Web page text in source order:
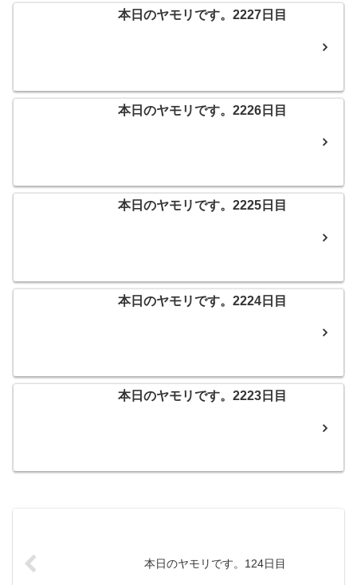
本日のヤモリです。2227日目
本日のヤモリです。2226日目
本日のヤモリです。2225日目
本日のヤモリです。2224日目
本日のヤモリです。2223日目
本日のヤモリです。124日目